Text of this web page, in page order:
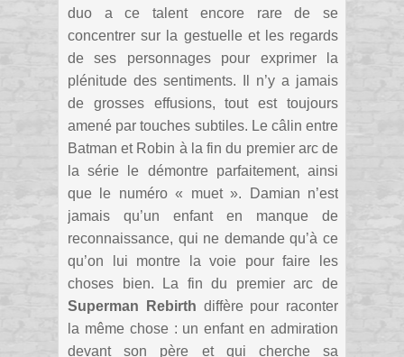
duo a ce talent encore rare de se
concentrer sur la gestuelle et les regards
de ses personnages pour exprimer la
plénitude des sentiments. Il n’y a jamais
de grosses effusions, tout est toujours
amené par touches subtiles. Le câlin entre
Batman et Robin à la fin du premier arc de
la série le démontre parfaitement, ainsi
que le numéro « muet ». Damian n’est
jamais qu’un enfant en manque de
reconnaissance, qui ne demande qu’à ce
qu’on lui montre la voie pour faire les
choses bien. La fin du premier arc de
Superman Rebirth diffère pour raconter
la même chose : un enfant en admiration
devant son père et qui cherche sa